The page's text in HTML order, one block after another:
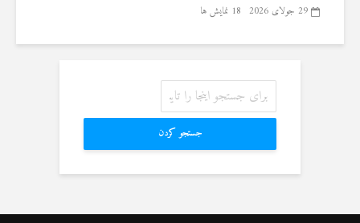
29 جولای 2026 18 نمایش ها
جستجو کردن